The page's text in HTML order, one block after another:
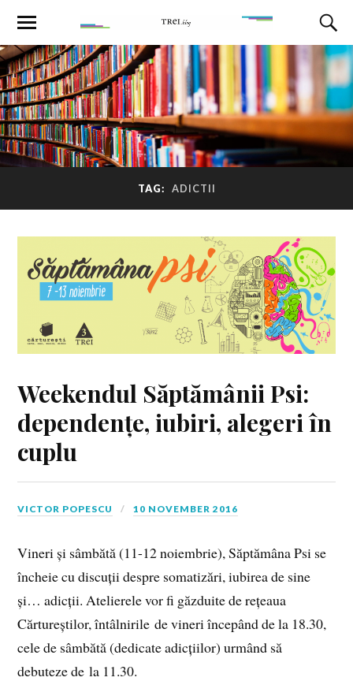
TAG: ADICTII
Weekendul Săptămânii Psi:
dependențe, iubiri, alegeri în
cuplu
VICTOR POPESCU 10 NOVEMBER 2016
Vineri și sâmbătă (11-12 noiembrie), Săptămâna Psi se
încheie cu discuții despre somatizări, iubirea de sine
și… adicții. Atelierele vor fi găzduite de rețeaua
Cărtureștilor, întâlnirile de vineri începând de la 18.30,
cele de sâmbătă (dedicate adicțiilor) urmând să
debuteze de la 11.30.